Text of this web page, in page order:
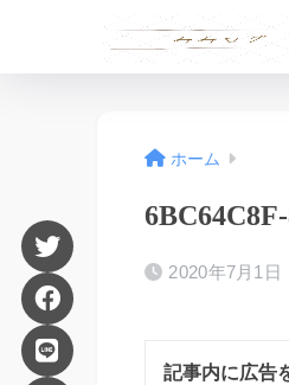
ホーム
2020年7月1日
記事内に広告